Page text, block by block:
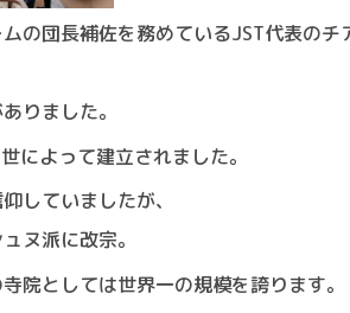
の団長補佐を務めているJST代表のチ
りました。
によって建立されました。
していましたが、
ヌ派に改宗。
院としては世界一の規模を誇ります。